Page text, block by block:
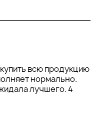
всю продукцию
нормально.
лучшего. 4